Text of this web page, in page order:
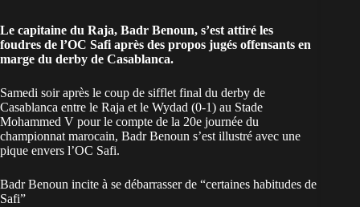
Le capitaine du Raja, Badr Benoun, s’est attiré les
foudres de l’OC Safi après des propos jugés offensants en
marge du derby de Casablanca.
Samedi soir après le coup de sifflet final du derby de
Casablanca entre le Raja et le Wydad (0-1) au Stade
Mohammed V pour le compte de la 20e journée du
championnat marocain, Badr Benoun s’est illustré avec une
pique envers l’OC Safi.
Badr Benoun incite à se débarrasser de “certaines habitudes de
Safi”